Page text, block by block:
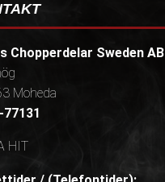
Chopperdelar Sweden AB
Moheda
77131
HIT